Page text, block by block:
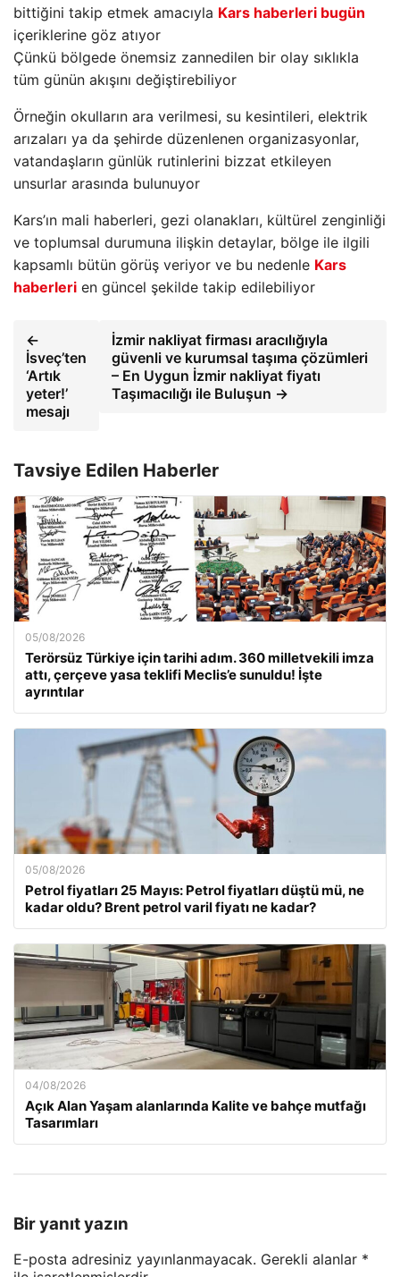
bittiğini takip etmek amacıyla Kars haberleri bugün
içeriklerine göz atıyor
Çünkü bölgede önemsiz zannedilen bir olay sıklıkla
tüm günün akışını değiştirebiliyor
Örneğin okulların ara verilmesi, su kesintileri, elektrik
arızaları ya da şehirde düzenlenen organizasyonlar,
vatandaşların günlük rutinlerini bizzat etkileyen
unsurlar arasında bulunuyor
Kars’ın mali haberleri, gezi olanakları, kültürel zenginliği
ve toplumsal durumuna ilişkin detaylar, bölge ile ilgili
kapsamlı bütün görüş veriyor ve bu nedenle Kars
haberleri en güncel şekilde takip edilebiliyor
←
İsveç’ten
‘Artık
yeter!’
mesajı
İzmir nakliyat firması aracılığıyla
güvenli ve kurumsal taşıma çözümleri
– En Uygun İzmir nakliyat fiyatı
Taşımacılığı ile Buluşun →
Tavsiye Edilen Haberler
05/08/2026
Terörsüz Türkiye için tarihi adım. 360 milletvekili imza
attı, çerçeve yasa teklifi Meclis’e sunuldu! İşte
ayrıntılar
05/08/2026
Petrol fiyatları 25 Mayıs: Petrol fiyatları düştü mü, ne
kadar oldu? Brent petrol varil fiyatı ne kadar?
04/08/2026
Açık Alan Yaşam alanlarında Kalite ve bahçe mutfağı
Tasarımları
Bir yanıt yazın
E-posta adresiniz yayınlanmayacak. Gerekli alanlar *